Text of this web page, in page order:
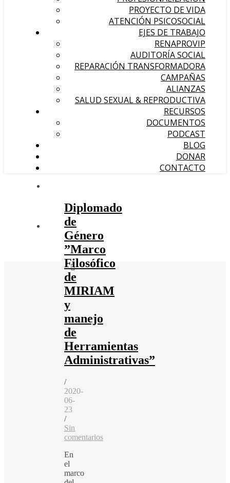
PROYECTO DE VIDA
ATENCIÓN PSICOSOCIAL
EJES DE TRABAJO
RENAPROVIP
AUDITORÍA SOCIAL
REPARACIÓN TRANSFORMADORA
CAMPAÑAS
ALIANZAS
SALUD SEXUAL & REPRODUCTIVA
RECURSOS
DOCUMENTOS
PODCAST
BLOG
DONAR
CONTACTO
Diplomado
de
Género
”Marco
Filosófico
de
MIRIAM
y
manejo
de
Herramientas
Administrativas”
/
2020-
06-
23
/
Sin
comentarios
En
el
marco